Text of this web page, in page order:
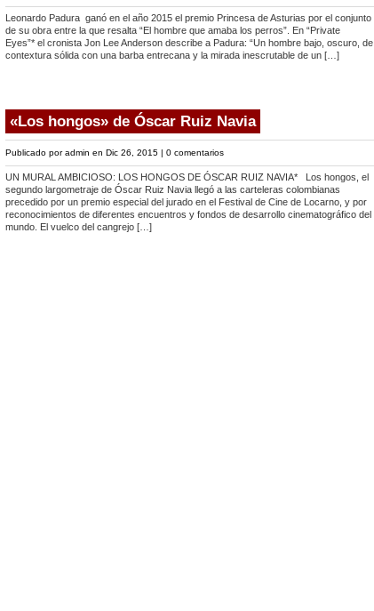
Leonardo Padura ganó en el año 2015 el premio Princesa de Asturias por el conjunto
de su obra entre la que resalta “El hombre que amaba los perros”. En “Private
Eyes”* el cronista Jon Lee Anderson describe a Padura: “Un hombre bajo, oscuro, de
contextura sólida con una barba entrecana y la mirada inescrutable de un […]
«Los hongos» de Óscar Ruiz Navia
Publicado poradmin en Dic 26, 2015 | 0 comentarios
UN MURAL AMBICIOSO: LOS HONGOS DE ÓSCAR RUIZ NAVIA* Los hongos, el
segundo largometraje de Óscar Ruiz Navia llegó a las carteleras colombianas
precedido por un premio especial del jurado en el Festival de Cine de Locarno, y por
reconocimientos de diferentes encuentros y fondos de desarrollo cinematográfico del
mundo. El vuelco del cangrejo […]